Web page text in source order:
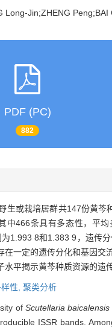
Long-Jin;ZHENG
PDF (PC)
882
生或栽培居群共147份黄
中466条具有多态性，平
为1.993 8和1.383 9，遗传
一定的遗传分化和基因
水平揭示黄芩种质资源的
性, 聚类分析
ofScutellaria baicalensis
ISSR bands.